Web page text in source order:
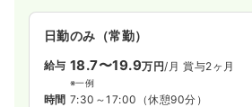
日勤のみ（常勤）
給与 18.7〜19.9万円/月 賞与2ヶ月
※一例
時間 7:30～17:00 （休憩90分）